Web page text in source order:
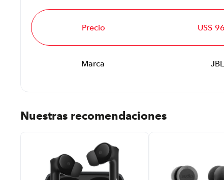
Precio US$
Marca JBL
Nuestras recomendaciones